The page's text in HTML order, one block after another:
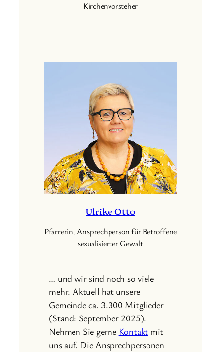
Kirchenvorsteher
Ulrike Otto
Pfarrerin, Ansprechperson für Betroffene
sexualisierter Gewalt
… und wir sind noch so viele
mehr. Aktuell hat unsere
Gemeinde ca. 3.300 Mitglieder
(Stand: September 2025).
Nehmen Sie gerne Kontakt mit
uns auf. Die Ansprechpersonen